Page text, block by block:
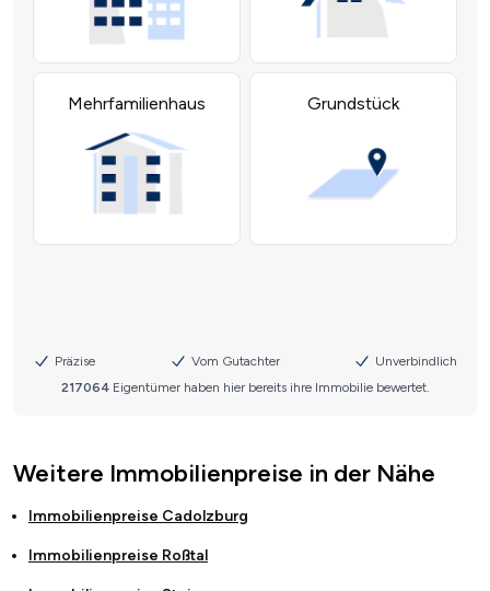
Weitere Immobilienpreise in der Nähe
Immobilienpreise Cadolzburg
Immobilienpreise Roßtal